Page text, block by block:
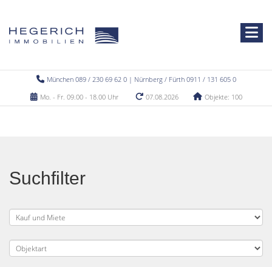
München 089 / 230 69 62 0 | Nürnberg / Fürth 0911 / 131 605 0
Mo. - Fr. 09.00 - 18.00 Uhr
07.08.2026 Objekte: 100
Suchfilter